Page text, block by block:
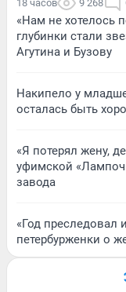
18 часов 9 268
«Нам не хотелось
глубинки стали
Агутина и Бузову
Накипело у
осталась быть
«Я потерял жену,
уфимской
завода
«Год преследовал
петербурженки о